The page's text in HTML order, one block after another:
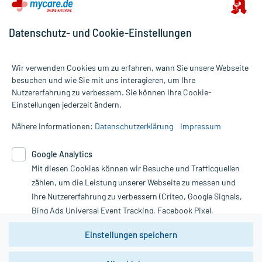
Alle Preise gelten inkl. MwSt., ggf. zzgl. Versandkosten
Informationen auf dieser Website werden ausschließlich für
die Untersuchung und Behandlung durch einen Arzt. Bitte
Therapien eingeleitet werden können. | Diese Webseite benutzt
Google Analytics. Lesen Sie bitte dazu die wichtigen Hinweise in
unserer Datenschutzerklärung. Für den Widerruf einer Bestellung
nutzen Sie das Formular:
Vertrag widerrufen
Datenschutz- und Cookie-Einstellungen
Wir verwenden Cookies um zu erfahren, wann Sie unsere Webseite
besuchen und wie Sie mit uns interagieren, um Ihre
Nutzererfahrung zu verbessern. Sie können Ihre Cookie-
Einstellungen jederzeit ändern.
Nähere Informationen: Datenschutzerklärung Impressum
Google Analytics
Mit diesen Cookies können wir Besuche und Trafficquellen
zählen, um die Leistung unserer Webseite zu messen und
Ihre Nutzererfahrung zu verbessern (Criteo, Google Signals,
Bing Ads Universal Event Tracking, Facebook Pixel,
Youtube-Social Plugin).
Wir weisen darauf hin, dass die
Einstellungen speichern